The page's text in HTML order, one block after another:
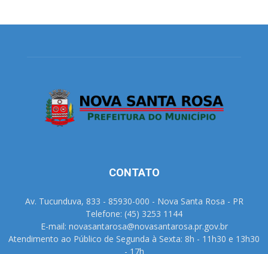
CONTATO
Av. Tucunduva, 833 - 85930-000 - Nova Santa Rosa - PR
Telefone: (45) 3253 1144
E-mail: novasantarosa@novasantarosa.pr.gov.br
Atendimento ao Público de Segunda à Sexta: 8h - 11h30 e 13h30
- 17h